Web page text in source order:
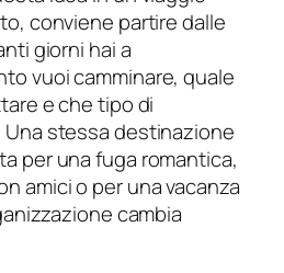
conviene partire dalle
giorni hai a
vuoi camminare, quale
e che tipo di
stessa destinazione
per una fuga romantica,
amici o per una vacanza
cambia